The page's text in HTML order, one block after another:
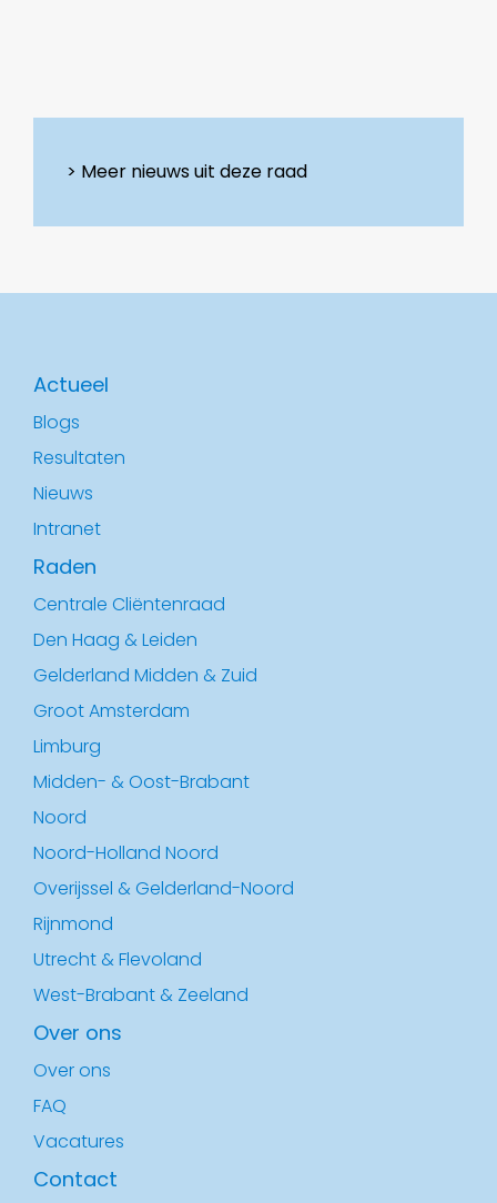
Meer nieuws uit deze raad
Actueel
Blogs
Resultaten
Nieuws
Intranet
Raden
Centrale Cliëntenraad
Den Haag & Leiden
Gelderland Midden & Zuid
Groot Amsterdam
Limburg
Midden- & Oost-Brabant
Noord
Noord-Holland Noord
Overijssel & Gelderland-Noord
Rijnmond
Utrecht & Flevoland
West-Brabant & Zeeland
Over ons
Over ons
FAQ
Vacatures
Contact